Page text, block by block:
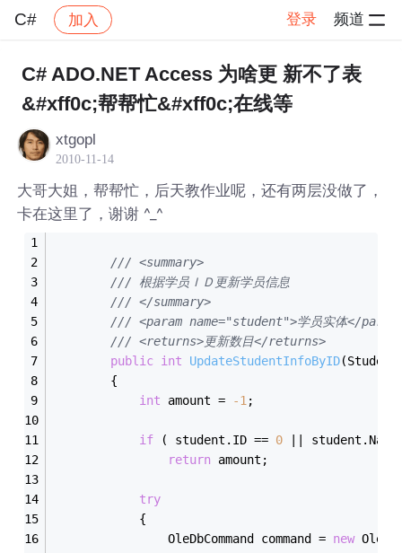
C# 加入 登录 频道
社区 C#
C# ADO.NET Access 为啥更 新不了表
&#xff0c;帮帮忙&#xff0c;在线等
xtgopl
2010-11-14
大哥大姐，帮帮忙，后天教作业呢，还有两层没做了，
卡在这里了，谢谢 ^_^
/// <summary>
/// 根据学员ＩＤ更新学员信息
/// </summary>
/// <param name="student">学员实体</
/// <returns>更新数目</returns>
public int UpdateStudentInfoByID
        {
int amount = -1 ;
if ( student.ID == 0 ||
return amount;
try
            {
                OleDbCommand command =
new